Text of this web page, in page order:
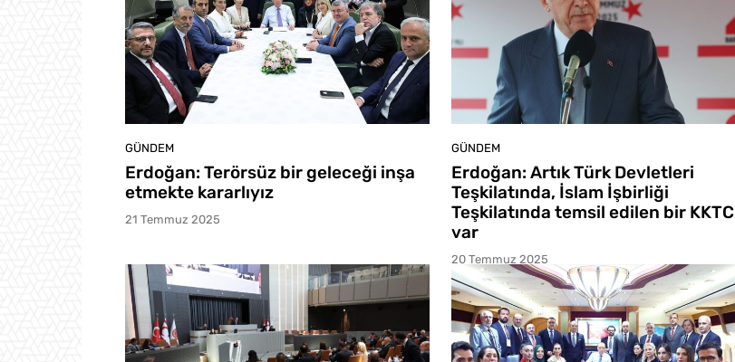
GÜNDEM
Erdoğan: Terörsüz bir geleceği inşa
etmekte kararlıyız
21 Temmuz 2025
GÜNDEM
Erdoğan: Artık Türk Devletleri
Teşkilatında, İslam İşbirliği
Teşkilatında temsil edilen bir KKTC
var
20 Temmuz 2025